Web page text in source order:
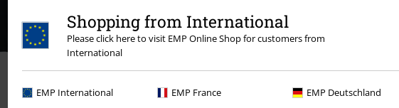
Shopping from International
Please click here to visit EMP Online Shop for customers from
International
EMP International EMP France EMP Deutschland
Kč 549,00